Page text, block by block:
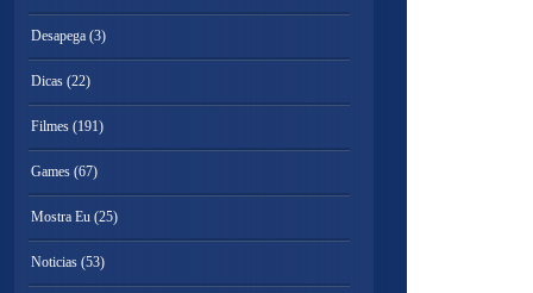
Desapega (3)
Dicas (22)
Filmes (191)
Games (67)
Mostra Eu (25)
Noticias (53)